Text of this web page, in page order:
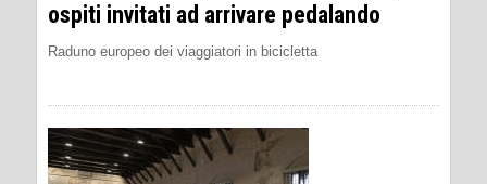
ospiti invitati ad arrivare pedalando
Raduno europeo dei viaggiatori in bicicletta